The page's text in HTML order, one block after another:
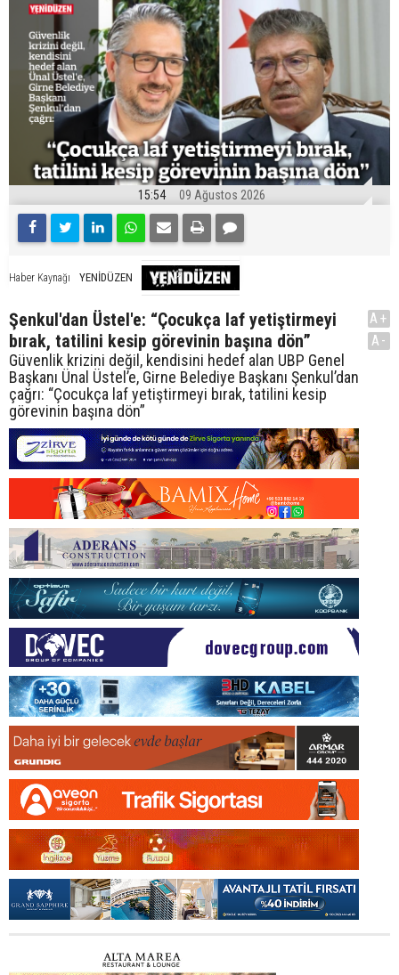
15:54 09 Ağustos 2026
Haber Kaynağı YENİDÜZEN
Şenkul'dan Üstel'e: “Çocukça laf yetiştirmeyi
bırak, tatilini kesip görevinin başına dön”
Güvenlik krizini değil, kendisini hedef alan UBP Genel
Başkanı Ünal Üstel’e, Girne Belediye Başkanı Şenkul’dan
çağrı: “Çocukça laf yetiştirmeyi bırak, tatilini kesip
görevinin başına dön”
A+
A-